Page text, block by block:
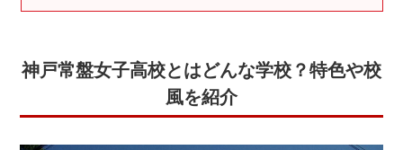
募集
神戸常盤女子高校とはどんな学校？特色や校
風を紹介